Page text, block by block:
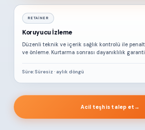
RETAINER
Koruyucu İzleme
Düzenli teknik ve içerik sağlık kontrolü ile
ve önleme. Kurtarma sonrası dayanıklılık
Süre: Süresiz · aylık döngü
Acil teşhis talep et →